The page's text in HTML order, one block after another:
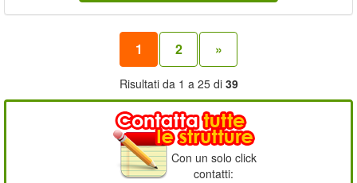
1 2 »
Risultati da 1 a 25 di 39
Con un solo click
contatti: